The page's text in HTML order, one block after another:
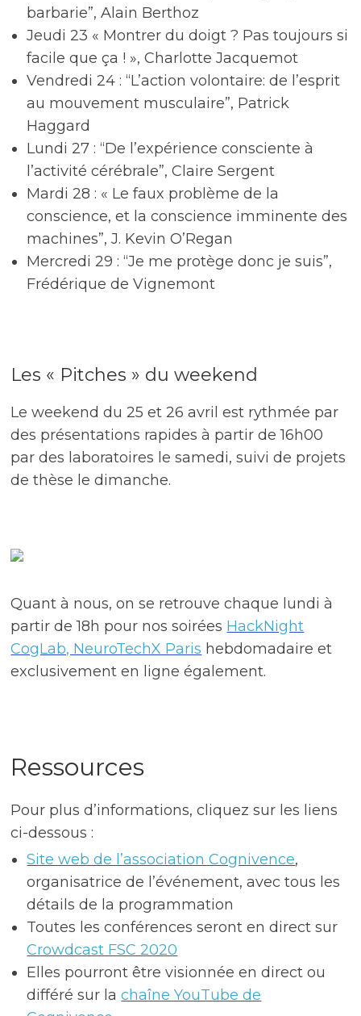
barbarie”, Alain Berthoz
Jeudi 23 « Montrer du doigt ? Pas toujours si
facile que ça ! », Charlotte Jacquemot
Vendredi 24 : “L’action volontaire: de l’esprit
au mouvement musculaire”, Patrick
Haggard
Lundi 27 : “De l’expérience consciente à
l’activité cérébrale”, Claire Sergent
Mardi 28 : « Le faux problème de la
conscience, et la conscience imminente des
machines”, J. Kevin O’Regan
Mercredi 29 : “Je me protège donc je suis”,
Frédérique de Vignemont
Les « Pitches » du weekend
Le weekend du 25 et 26 avril est rythmée par
des présentations rapides à partir de 16h00
par des laboratoires le samedi, suivi de projets
de thèse le dimanche.
Quant à nous, on se retrouve chaque lundi à
partir de 18h pour nos soirées HackNight
CogLab, NeuroTechX Paris hebdomadaire et
exclusivement en ligne également.
Ressources
Pour plus d’informations, cliquez sur les liens
ci-dessous :
Site web de l’association Cognivence,
organisatrice de l’événement, avec tous les
détails de la programmation
Toutes les conférences seront en direct sur
Crowdcast FSC 2020
Elles pourront être visionnée en direct ou
différé sur lachaîne YouTube de